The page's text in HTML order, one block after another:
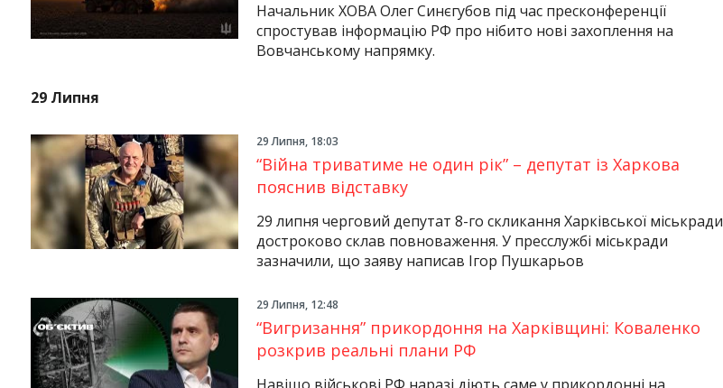
Начальник ХОВА Олег Синєгубов під час пресконференції
спростував інформацію РФ про нібито нові захоплення на
Вовчанському напрямку.
29 Липня
29 Липня, 18:03
“Війна триватиме не один рік” – депутат із Харкова
пояснив відставку
29 липня черговий депутат 8-го скликання Харківської міськради
достроково склав повноваження. У пресслужбі міськради
зазначили, що заяву написав Ігор Пушкарьов
29 Липня, 12:48
“Вигризання” прикордоння на Харківщині: Коваленко
розкрив реальні плани РФ